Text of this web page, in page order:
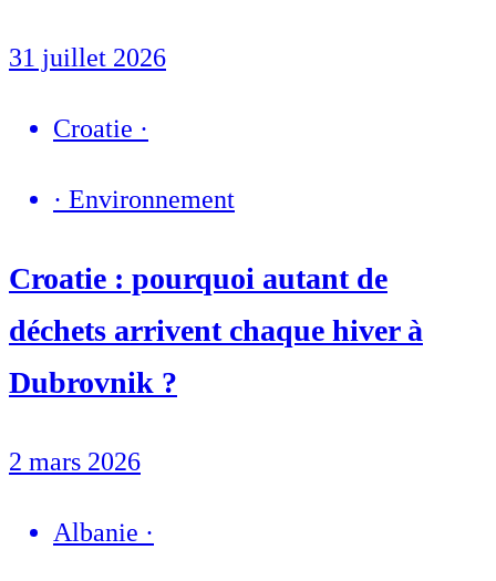
31 juillet 2026
Croatie ·
· Environnement
Croatie : pourquoi autant de
déchets arrivent chaque hiver à
Dubrovnik ?
2 mars 2026
Albanie ·